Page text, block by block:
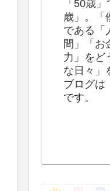
「50歳
歳」。「
である「
間」「お
力」をど
な日々」
ブログは
です。